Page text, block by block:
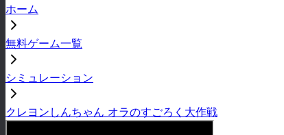
ホーム
無料ゲーム一覧
シミュレーション
クレヨンしんちゃん オラのすごろく大作戦